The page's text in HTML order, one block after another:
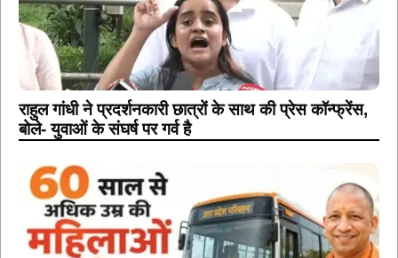
राहुल गांधी ने प्रदर्शनकारी छात्रों के साथ की प्रेस कॉन्फ्रेंस,
बोले- युवाओं के संघर्ष पर गर्व है